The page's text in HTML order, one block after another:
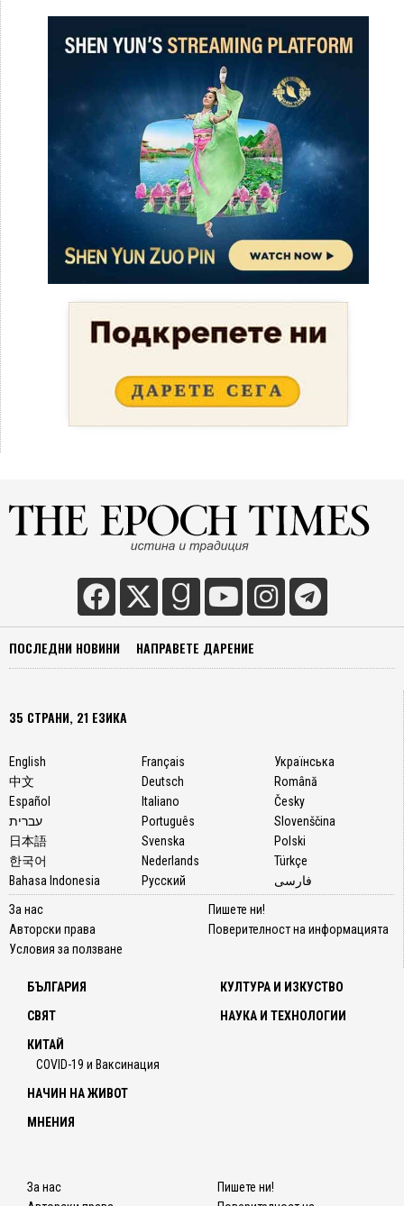
ПОСЛЕДНИ НОВИНИ НАПРАВЕТЕ ДАРЕНИЕ
35 СТРАНИ, 21 ЕЗИКА
English
中文
Español
עברית
日本語
한국어
Bahasa Indonesia
Français
Deutsch
Italiano
Português
Svenska
Nederlands
Русский
Українська
Română
Česky
Slovenščina
Polski
Türkçe
فارسی
За нас
Авторски права
Условия за ползване
Пишете ни!
Поверителност на информацията
БЪЛГАРИЯ
СВЯТ
КИТАЙ
COVID-19 и Ваксинация
КУЛТУРА И ИЗКУСТВО
НАУКА И ТЕХНОЛОГИИ
НАЧИН НА ЖИВОТ
МНЕНИЯ
За нас
Пишете ни!